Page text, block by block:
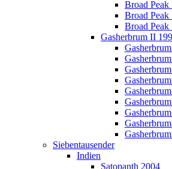
Broad Peak
Broad Peak
Broad Peak
Gasherbrum II
Siebentausender
Indien
Satopanth 2004